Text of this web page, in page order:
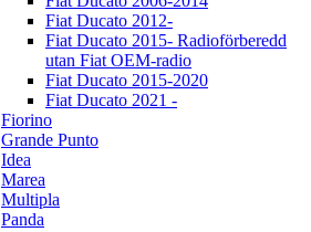
Fiat Ducato 2012-
Fiat Ducato 2015- Radioförberedd
utan Fiat OEM-radio
Fiat Ducato 2015-2020
Fiat Ducato 2021 -
Fiorino
Grande Punto
Idea
Marea
Multipla
Panda